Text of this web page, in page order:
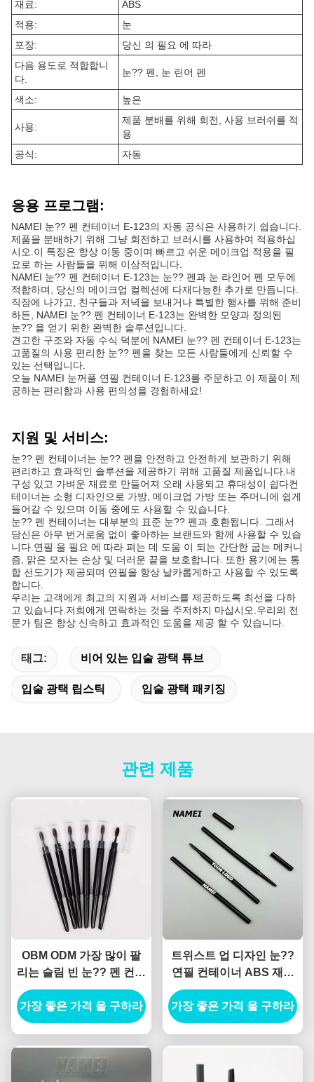
재료:
ABS
적용:
눈
포장:
당신 의 필요 에 따라
다음 용도로 적합합니
다.
눈?? 펜, 눈 린어 펜
색소: 높은
사용:
제품 분배를 위해 회전, 사용 브러쉬를 적
용
공식:
자동
응용 프로그램:
NAMEI 눈?? 펜 컨테이너 E-123의 자동 공식은 사용하기 쉽습니다.
제품을 분배하기 위해 그냥 회전하고 브러시를 사용하여 적용하십
시오.이 특징은 항상 이동 중이며 빠르고 쉬운 메이크업 적용을 필
요로 하는 사람들을 위해 이상적입니다.
NAMEI 눈?? 펜 컨테이너 E-123는 눈?? 펜과 눈 라인어 펜 모두에
적합하며, 당신의 메이크업 컬렉션에 다재다능한 추가로 만듭니다.
직장에 나가고, 친구들과 저녁을 보내거나 특별한 행사를 위해 준비
하든, NAMEI 눈?? 펜 컨테이너 E-123는 완벽한 모양과 정의된
눈?? 을 얻기 위한 완벽한 솔루션입니다.
견고한 구조와 자동 수식 덕분에 NAMEI 눈?? 펜 컨테이너 E-123는
고품질의 사용 편리한 눈?? 펜을 찾는 모든 사람들에게 신뢰할 수
있는 선택입니다.
오늘 NAMEI 눈꺼풀 연필 컨테이너 E-123를 주문하고 이 제품이 제
공하는 편리함과 사용 편의성을 경험하세요!
지원 및 서비스:
눈?? 펜 컨테이너는 눈?? 펜을 안전하고 안전하게 보관하기 위해
편리하고 효과적인 솔루션을 제공하기 위해 고품질 제품입니다.내
구성 있고 가벼운 재료로 만들어져 오래 사용되고 휴대성이 쉽다컨
테이너는 소형 디자인으로 가방, 메이크업 가방 또는 주머니에 쉽게
들어갈 수 있으며 이동 중에도 사용할 수 있습니다.
눈?? 펜 컨테이너는 대부분의 표준 눈?? 펜과 호환됩니다. 그래서
당신은 아무 번거로움 없이 좋아하는 브랜드와 함께 사용할 수 있습
니다.연필 을 필요 에 따라 펴는 데 도움 이 되는 간단한 굽는 메커니
즘, 맑은 모자는 손상 및 더러운 끝을 보호합니다. 또한 용기에는 통
합 선도기가 제공되며 연필을 항상 날카롭게하고 사용할 수 있도록
합니다.
우리는 고객에게 최고의 지원과 서비스를 제공하도록 최선을 다하
고 있습니다.저희에게 연락하는 것을 주저하지 마십시오.우리의 전
문가 팀은 항상 신속하고 효과적인 도움을 제공 할 수 있습니다.
태그: 비어 있는 입술 광택 튜브
입술 광택 립스틱 입술 광택 패키징
관련 제품
OBM ODM 가장 많이 팔
리는 슬림 빈 눈?? 펜 컨테
이너 슬림 빈 눈?? 펜
가장 좋은 가격 을 구하라
트위스트 업 디자인 눈??
연필 컨테이너 ABS 재료
자동 공식
가장 좋은 가격 을 구하라